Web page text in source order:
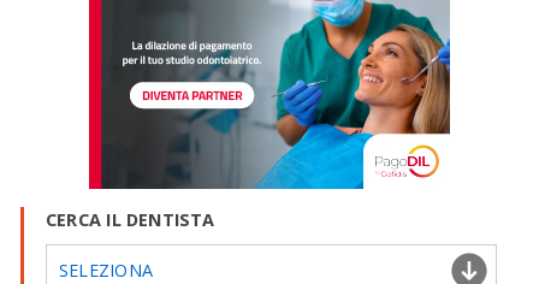
CERCA IL DENTISTA
SELEZIONA